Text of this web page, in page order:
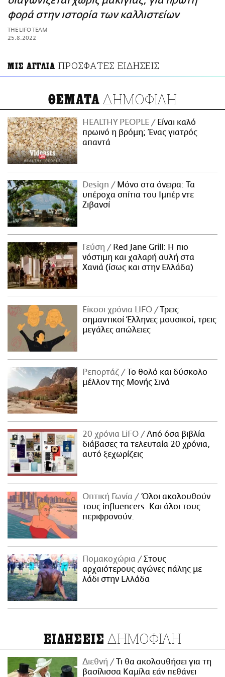
ΑΜΠΑ
PRINT
φορά στην ιστορία των καλλιστείων
THE LIFO TEAM
25.8.2022
ΜΙΣ ΑΓΓΛΙΑ ΠΡΟΣΦΑΤΕΣ ΕΙΔΗΣΕΙΣ
ΘΕΜΑΤΑ ΔΗΜΟΦΙΛΗ
HEALTHY PEOPLE
Είναι καλό
πρωινό η βρόμη; Ένας γιατρός
απαντά
Design
Μόνο στα όνειρα: Τα
υπέροχα σπίτια του Ιμπέρ ντε
Ζιβανσί
Γεύση
Red Jane Grill: Η πιο
νόστιμη και χαλαρή αυλή στα
Χανιά (ίσως και στην Ελλάδα)
Είκοσι χρόνια LIFO
Tρεις
σημαντικοί Έλληνες μουσικοί, τρεις
μεγάλες απώλειες
Ρεπορτάζ
Το θολό και δύσκολο
μέλλον της Μονής Σινά
20 χρόνια LiFO
Από όσα βιβλία
διάβασες τα τελευταία 20 χρόνια,
αυτό ξεχωρίζεις
Οπτική Γωνία
Όλοι ακολουθούν
τους influencers. Και όλοι τους
περιφρονούν.
Πομακοχώρια
Στους
αρχαιότερους αγώνες πάλης με
λάδι στην Ελλάδα
ΕΙΔΗΣΕΙΣ ΔΗΜΟΦΙΛΗ
Διεθνή
Τι θα ακολουθήσει για τη
βασίλισσα Καμίλα εάν πεθάνει